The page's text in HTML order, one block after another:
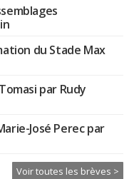
du Stade Max
par Rudy
José Perec par
Voir toutes les brèves >